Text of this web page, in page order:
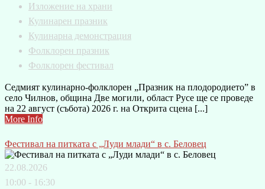
Изложение на храни
Кулинарен празник
Кулинарна демонстрация
Фолклорен празник
Фолклорен фестивал
Седмият кулинарно-фолклорен „Празник на плодородието” в
село Чилнов, община Две могили, област Русе ще се проведе
на 22 август (събота) 2026 г. на Открита сцена [...]
More Info
Фестивал на питката с „Луди млади“ в с. Беловец
22.08.2026
10:00 - 16:30